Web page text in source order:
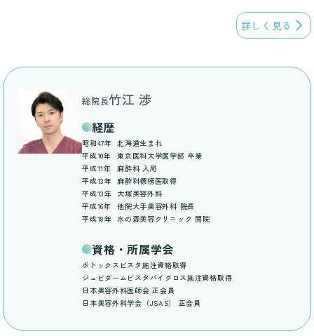
詳しく見る
総院長竹江 渉
経歴
昭和47年
北海道生まれ
平成10年
東京医科大学医学部 卒業
平成11年
麻酔科 入局
平成13年
麻酔科標榜医取得
平成13年
大塚美容外科
平成16年
他院大手美容外科 院長
平成18年
水の森美容クリニック 開院
資格・所属学会
ボトックスビスタ施注資格取得
ジュビダームビスタバイクロス施注資格取得
日本美容外科医師会 正会員
日本美容外科学会（JSAS） 正会員